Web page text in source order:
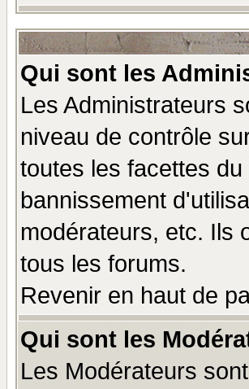
Qui sont les
Les Administrateurs
niveau de contrôle
toutes les facettes
bannissement
modérateurs, etc. Ils
tous les forums.
Revenir en haut de
Qui sont les
Les Modérateurs